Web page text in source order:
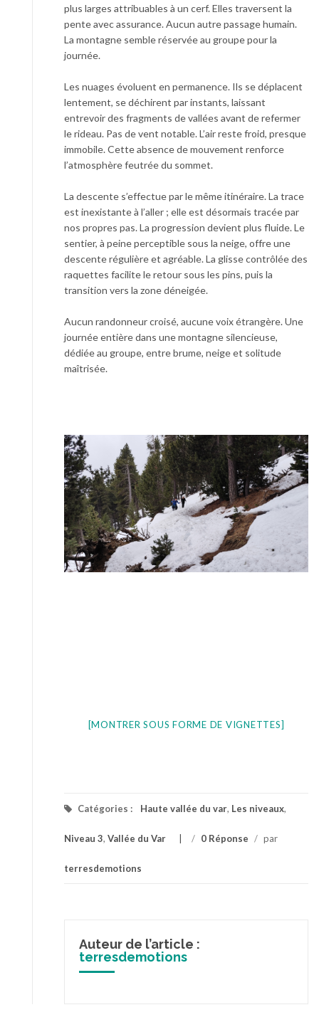
plus larges attribuables à un cerf. Elles traversent la
pente avec assurance. Aucun autre passage humain.
La montagne semble réservée au groupe pour la
journée.
Les nuages évoluent en permanence. Ils se déplacent
lentement, se déchirent par instants, laissant
entrevoir des fragments de vallées avant de refermer
le rideau. Pas de vent notable. L’air reste froid, presque
immobile. Cette absence de mouvement renforce
l’atmosphère feutrée du sommet.
La descente s’effectue par le même itinéraire. La trace
est inexistante à l’aller ; elle est désormais tracée par
nos propres pas. La progression devient plus fluide. Le
sentier, à peine perceptible sous la neige, offre une
descente régulière et agréable. La glisse contrôlée des
raquettes facilite le retour sous les pins, puis la
transition vers la zone déneigée.
Aucun randonneur croisé, aucune voix étrangère. Une
journée entière dans une montagne silencieuse,
dédiée au groupe, entre brume, neige et solitude
maîtrisée.
[MONTRER SOUS FORME DE VIGNETTES]
Catégories : Haute vallée du var, Les niveaux,
Niveau 3, Vallée du Var / 0 Réponse / par
terresdemotions
Auteur de l’article :
terresdemotions